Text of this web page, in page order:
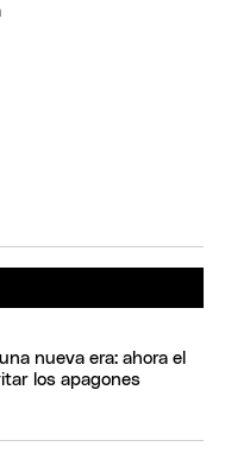
nueva era: ahora el
los apagones